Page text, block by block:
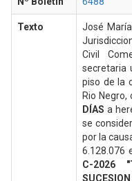
Texto
José
Civil
secretaria
piso de la
Rio
DÍAS a
se
por la
6.128.076
C-2026